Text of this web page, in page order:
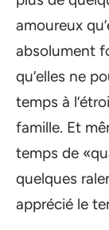
amoureux
absolument
qu’elles ne
temps à
famille. Et
temps de
quelques
apprécié le